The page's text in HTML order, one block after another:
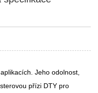
Jeho odolnost,
přízi DTY pro